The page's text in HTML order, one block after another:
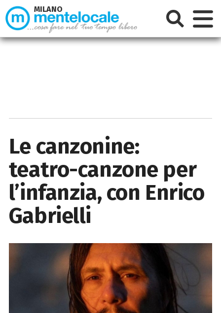
Le canzonine:
teatro-canzone per
l’infanzia, con Enrico
Gabrielli
MILANO